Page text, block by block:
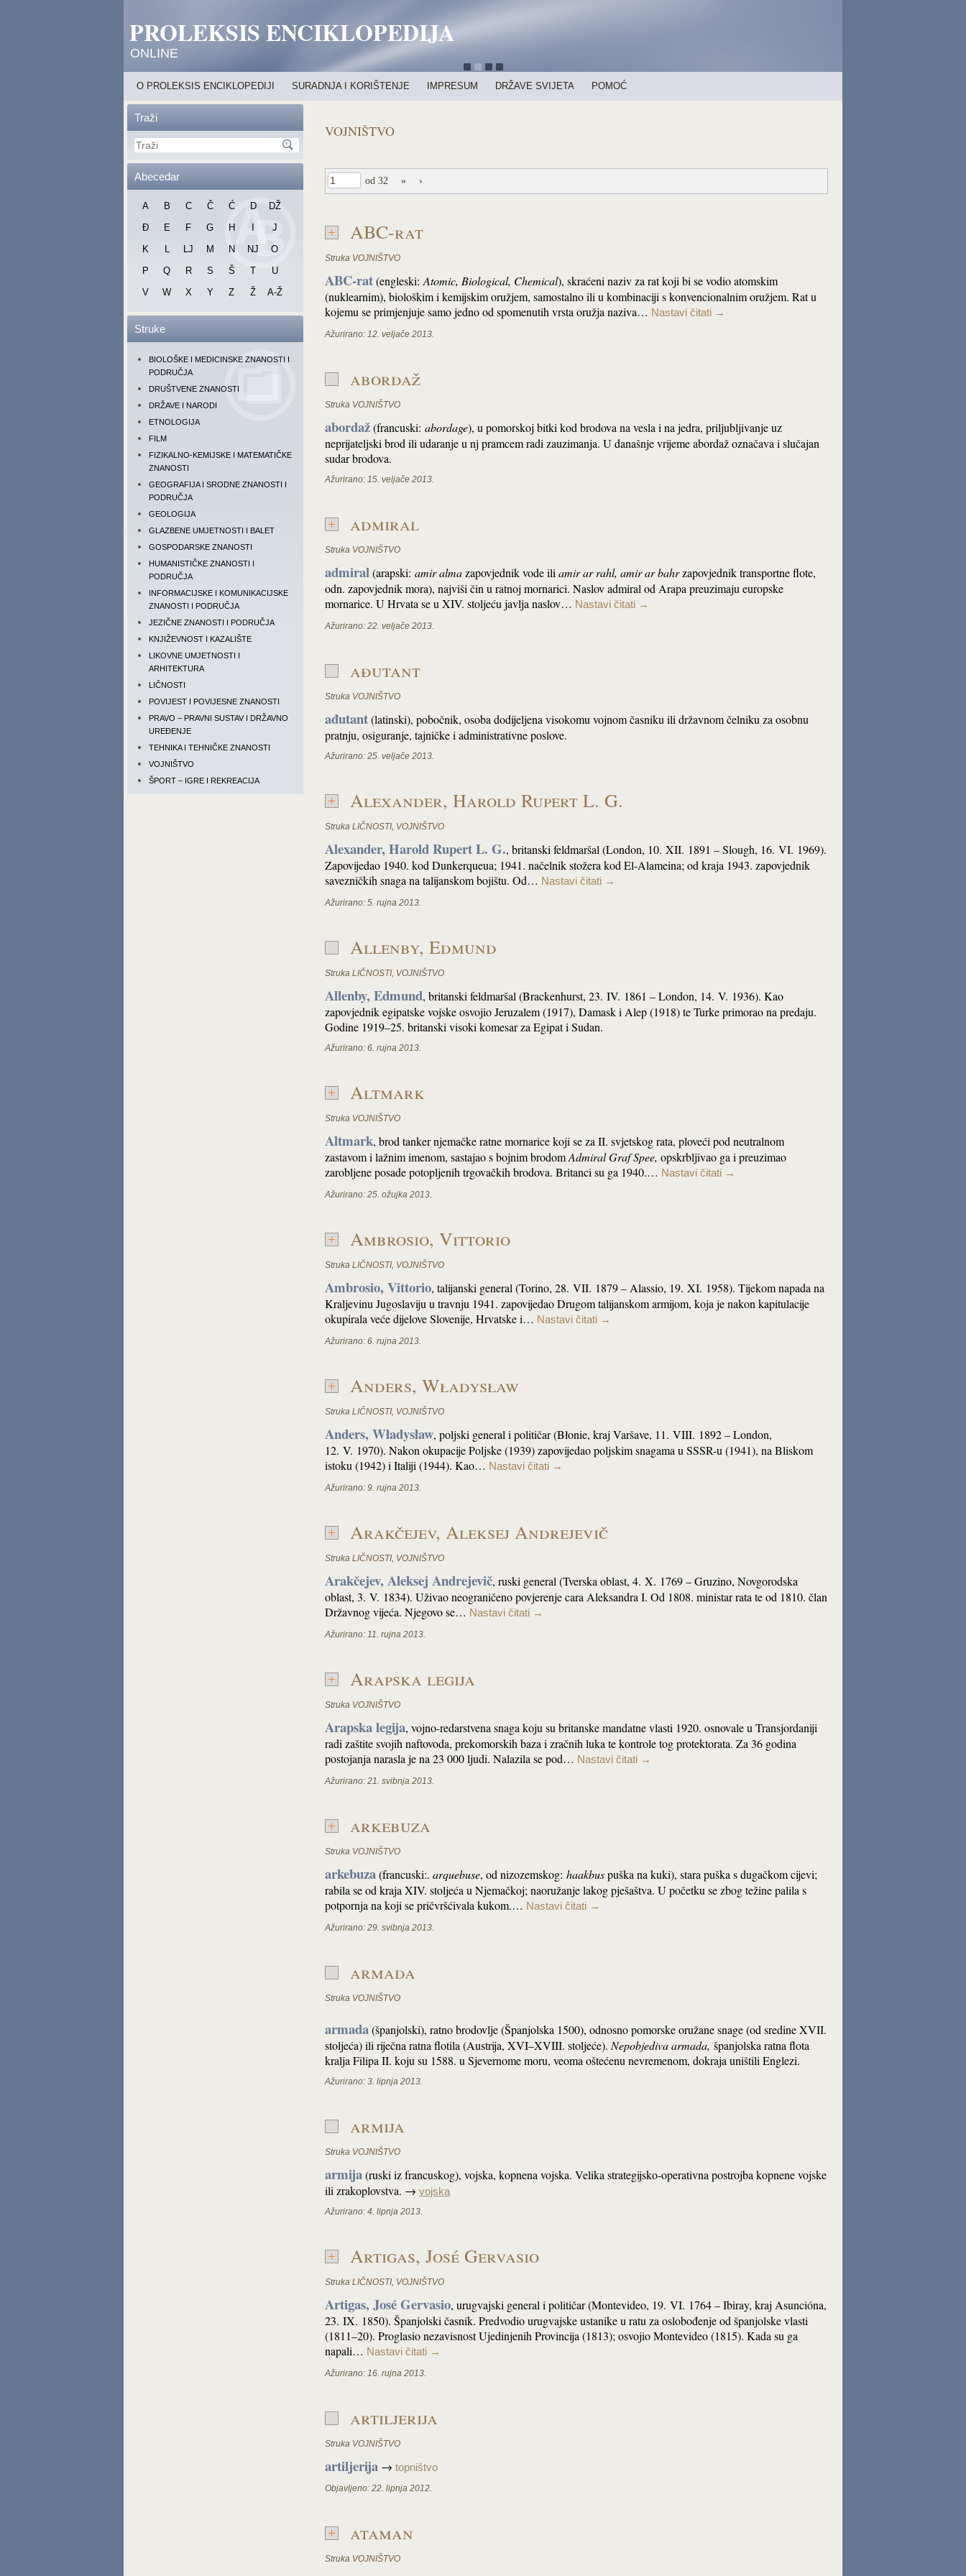
PROLEKSIS ENCIKLOPEDIJA
ONLINE
O PROLEKSIS ENCIKLOPEDIJI SURADNJA I KORIŠTENJE IMPRESUM DRŽAVE SVIJETA POMOĆ
Traži
Abecedar
A B C Č Ć D
DŽ
Đ
E F G H
J
K
L LJ M N NJ
O
P
Q R S Š T
U
V
W X Y Z Ž A-Ž
Struke
BIOLOŠKE I MEDICINSKE ZNANOSTI I
PODRUČJA
DRUŠTVENE ZNANOSTI
DRŽAVE I NARODI
ETNOLOGIJA
FILM
FIZIKALNO-KEMIJSKE I MATEMATIČKE
ZNANOSTI
GEOGRAFIJA I SRODNE ZNANOSTI I
PODRUČJA
GEOLOGIJA
GLAZBENE UMJETNOSTI I BALET
GOSPODARSKE ZNANOSTI
HUMANISTIČKE ZNANOSTI I
PODRUČJA
INFORMACIJSKE I KOMUNIKACIJSKE
ZNANOSTI I PODRUČJA
JEZIČNE ZNANOSTI I PODRUČJA
KNJIŽEVNOST I KAZALIŠTE
LIKOVNE UMJETNOSTI I
ARHITEKTURA
LIČNOSTI
POVIJEST I POVIJESNE ZNANOSTI
PRAVO – PRAVNI SUSTAV I DRŽAVNO
UREĐENJE
TEHNIKA I TEHNIČKE ZNANOSTI
VOJNIŠTVO
ŠPORT – IGRE I REKREACIJA
VOJNIŠTVO
od 32 » ›
ABC-rat
Struka VOJNIŠTVO
ABC-rat(engleski: Atomic, Biological, Chemical), skraćeni naziv za rat koji bi se vodio atomskim
(nuklearnim), biološkim i kemijskim oružjem, samostalno ili u kombinaciji s konvencionalnim oružjem. Rat u
kojemu se primjenjuje samo jedno od spomenutih vrsta oružja naziva… Nastavi čitati →
Ažurirano: 12. veljače 2013.
abordaž
Struka VOJNIŠTVO
abordaž(francuski: abordage), u pomorskoj bitki kod brodova na vesla i na jedra, priljubljivanje uz
neprijateljski brod ili udaranje u nj pramcem radi zauzimanja. U današnje vrijeme abordaž označava i slučajan
sudar brodova.
Ažurirano: 15. veljače 2013.
admiral
Struka VOJNIŠTVO
admiral(arapski: amir almazapovjednik vode ili amir ar rahl, amir ar bahrzapovjednik transportne flote,
odn. zapovjednik mora), najviši čin u ratnoj mornarici. Naslov admiral od Arapa preuzimaju europske
mornarice. U Hrvata se u XIV. stoljeću javlja naslov… Nastavi čitati →
Ažurirano: 22. veljače 2013.
ađutant
Struka VOJNIŠTVO
ađutant(latinski), pobočnik, osoba dodijeljena visokomu vojnom časniku ili državnom čelniku za osobnu
pratnju, osiguranje, tajničke i administrativne poslove.
Ažurirano: 25. veljače 2013.
Alexander, Harold Rupert L. G.
Struka LIČNOSTI, VOJNIŠTVO
Alexander, Harold Rupert L. G., britanski feldmaršal (London, 10. XII. 1891 – Slough, 16. VI. 1969).
Zapovijedao 1940. kod Dunkerqueua; 1941. načelnik stožera kod El-Alameina; od kraja 1943. zapovjednik
savezničkih snaga na talijanskom bojištu. Od… Nastavi čitati →
Ažurirano: 5. rujna 2013.
Allenby, Edmund
Struka LIČNOSTI, VOJNIŠTVO
Allenby, Edmund, britanski feldmaršal (Brackenhurst, 23. IV. 1861 – London, 14. V. 1936). Kao
zapovjednik egipatske vojske osvojio Jeruzalem (1917), Damask i Alep (1918) te Turke primorao na predaju.
Godine 1919–25. britanski visoki komesar za Egipat i Sudan.
Ažurirano: 6. rujna 2013.
Altmark
Struka VOJNIŠTVO
Altmark, brod tanker njemačke ratne mornarice koji se za II. svjetskog rata, ploveći pod neutralnom
zastavom i lažnim imenom, sastajao s bojnim brodomAdmiral Graf Spee, opskrbljivao ga i preuzimao
zarobljene posade potopljenih trgovačkih brodova. Britanci su ga 1940.… Nastavi čitati →
Ažurirano: 25. ožujka 2013.
Ambrosio, Vittorio
Struka LIČNOSTI, VOJNIŠTVO
Ambrosio, Vittorio, talijanski general (Torino, 28. VII. 1879 – Alassio, 19. XI. 1958). Tijekom napada na
Kraljevinu Jugoslaviju u travnju 1941. zapovijedao Drugom talijanskom armijom, koja je nakon kapitulacije
okupirala veće dijelove Slovenije, Hrvatske i… Nastavi čitati →
Ažurirano: 6. rujna 2013.
Anders, Władysław
Struka LIČNOSTI, VOJNIŠTVO
Anders, Władysław, poljski general i političar (Błonie, kraj Varšave, 11. VIII. 1892 – London,
12. V. 1970). Nakon okupacije Poljske (1939) zapovijedao poljskim snagama u SSSR-u (1941), na Bliskom
istoku (1942) i Italiji (1944). Kao… Nastavi čitati →
Ažurirano: 9. rujna 2013.
Arakčejev, Aleksej Andrejevič
Struka LIČNOSTI, VOJNIŠTVO
Arakčejev, Aleksej Andrejevič, ruski general (Tverska oblast, 4. X. 1769 – Gruzino, Novgorodska
oblast, 3. V. 1834). Uživao neograničeno povjerenje cara Aleksandra I. Od 1808. ministar rata te od 1810. član
Državnog vijeća. Njegovo se… Nastavi čitati →
Ažurirano: 11. rujna 2013.
Arapska legija
Struka VOJNIŠTVO
Arapska legija, vojno-redarstvena snaga koju su britanske mandatne vlasti 1920. osnovale u Transjordaniji
radi zaštite svojih naftovoda, prekomorskih baza i zračnih luka te kontrole tog protektorata. Za 36 godina
postojanja narasla je na 23 000 ljudi. Nalazila se pod… Nastavi čitati →
Ažurirano: 21. svibnja 2013.
arkebuza
Struka VOJNIŠTVO
arkebuza(francuski:. arquebuse, od nizozemskog: haakbuspuška na kuki), stara puška s dugačkom cijevi;
rabila se od kraja XIV. stoljeća u Njemačkoj; naoružanje lakog pješaštva. U početku se zbog težine palila s
potpornja na koji se pričvršćivala kukom.… Nastavi čitati →
Ažurirano: 29. svibnja 2013.
armada
Struka VOJNIŠTVO
armada(španjolski), ratno brodovlje (Španjolska 1500), odnosno pomorske oružane snage (od sredine XVII.
stoljeća) ili riječna ratna flotila (Austrija, XVI–XVIII. stoljeće). Nepobjediva armada, španjolska ratna flota
kralja Filipa II. koju su 1588. u Sjevernome moru, veoma oštećenu nevremenom, dokraja uništili Englezi.
Ažurirano: 3. lipnja 2013.
armija
Struka VOJNIŠTVO
armija(ruski iz francuskog), vojska, kopnena vojska. Velika strategijsko-operativna postrojba kopnene vojske
ili zrakoplovstva. → vojska
Ažurirano: 4. lipnja 2013.
Artigas, José Gervasio
Struka LIČNOSTI, VOJNIŠTVO
Artigas, José Gervasio, urugvajski general i političar (Montevideo, 19. VI. 1764 – Ibiray, kraj Asuncióna,
23. IX. 1850). Španjolski časnik. Predvodio urugvajske ustanike u ratu za oslobođenje od španjolske vlasti
(1811–20). Proglasio nezavisnost Ujedinjenih Provincija (1813); osvojio Montevideo (1815). Kada su ga
napali… Nastavi čitati →
Ažurirano: 16. rujna 2013.
artiljerija
Struka VOJNIŠTVO
artiljerija → topništvo
Objavljeno: 22. lipnja 2012.
ataman
Struka VOJNIŠTVO